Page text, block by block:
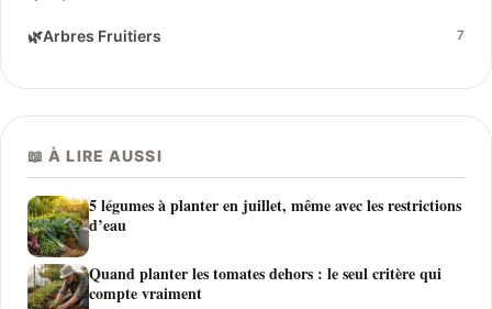
🌿Arbres Fruitiers 7
📖 À LIRE AUSSI
5 légumes à planter en juillet, même avec les restrictions
d’eau
Quand planter les tomates dehors : le seul critère qui
compte vraiment